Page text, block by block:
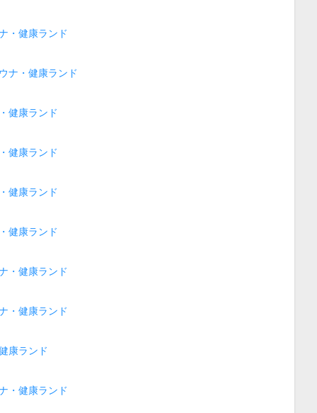
・健康ランド
ナ・健康ランド
健康ランド
健康ランド
健康ランド
健康ランド
・健康ランド
・健康ランド
康ランド
・健康ランド